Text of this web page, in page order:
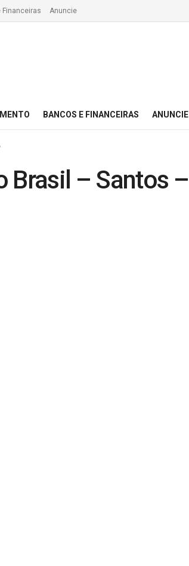
Financeiras Anuncie
BANCOS E FINANCEIRAS ANUNCIE
Brasil – Santos –